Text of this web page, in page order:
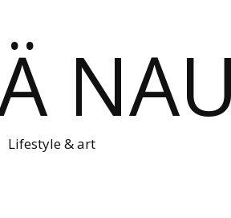
Lifestyle & art